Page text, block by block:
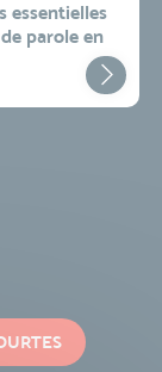
essentielles
parole en